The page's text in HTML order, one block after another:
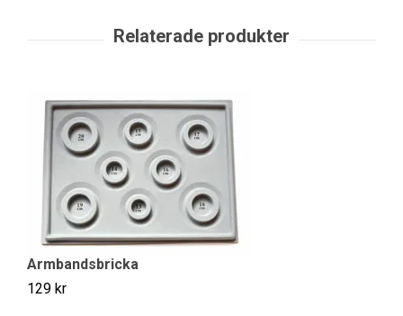
Armbandsbricka
129 kr